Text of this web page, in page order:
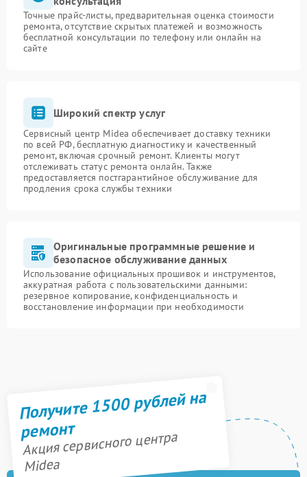
Точные прайс-листы, предварительная оценка стоимости
ремонта, отсутствие скрытых платежей и возможность
бесплатной консультации по телефону или онлайн на
сайте
Широкий спектр услуг
Сервисный центр Midea обеспечивает доставку техники
по всей РФ, бесплатную диагностику и качественный
ремонт, включая срочный ремонт. Клиенты могут
отслеживать статус ремонта онлайн. Также
предоставляется постгарантийное обслуживание для
продления срока службы техники
Оригинальные программные решение и
безопасное обслуживание данных
Использование официальных прошивок и инструментов,
аккуратная работа с пользовательскими данными:
резервное копирование, конфиденциальность и
восстановление информации при необходимости
Получите 1500 рублей на
ремонт
Акция сервисного центра
Midea